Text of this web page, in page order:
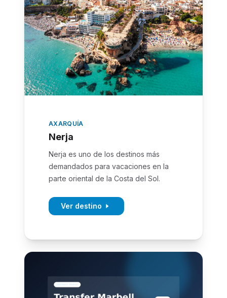
AXARQUÍA
Nerja
Nerja es uno de los destinos más
demandados para vacaciones en la
parte oriental de la Costa del Sol.
Ver destino